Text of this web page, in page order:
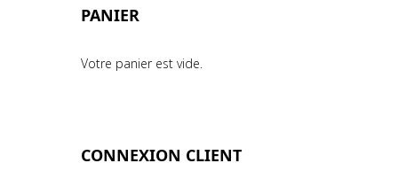
PANIER
Votre panier est vide.
CONNEXION CLIENT